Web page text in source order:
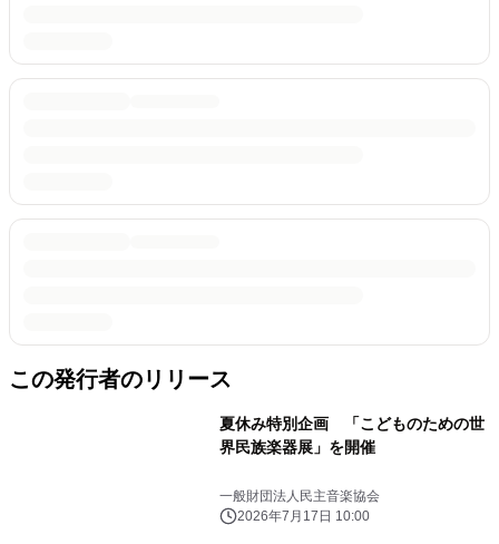
この発行者のリリース
夏休み特別企画 「こどものための世
界民族楽器展」を開催
一般財団法人民主音楽協会
2026年7月17日 10:00